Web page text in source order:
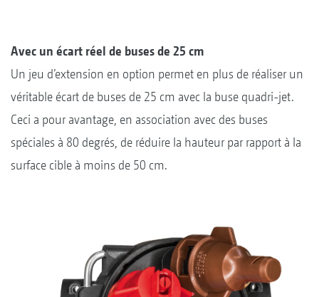
Avec un écart réel de buses de 25 cm
Un jeu d’extension en option permet en plus de réaliser un
véritable écart de buses de 25 cm avec la buse quadri-jet.
Ceci a pour avantage, en association avec des buses
spéciales à 80 degrés, de réduire la hauteur par rapport à la
surface cible à moins de 50 cm.